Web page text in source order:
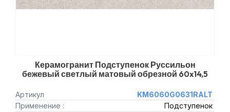
Керамогранит Подступенок Руссильон
бежевый светлый матовый обрезной 60x14,5
Артикул
KM6060G0631RALT
Применение :
Подступенок